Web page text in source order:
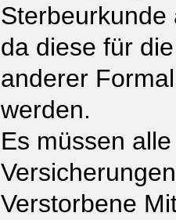
Sterbeurkunde
da diese für
anderer
werden.
Es müssen
Verstorbene